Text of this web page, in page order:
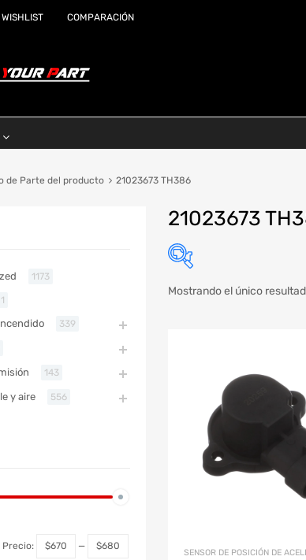
WISHLIST COMPARACIÓN
de Parte del producto 21023673 TH386
21023673
ABARTH
ABARTH
Mostrando el único
SENSOR DE POSICIÓN DE
1173
1
339
143
y aire 556
Precio: $670 — $680